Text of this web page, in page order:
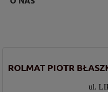
ROLMAT PIOTR
ul.